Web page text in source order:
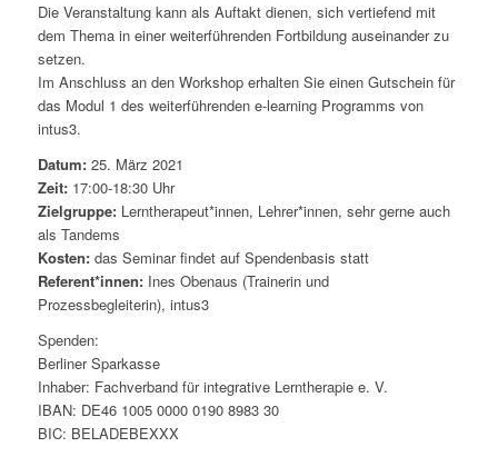
Die Veranstaltung kann als Auftakt dienen, sich vertiefend mit
dem Thema in einer weiterführenden Fortbildung auseinander zu
setzen.
Im Anschluss an den Workshop erhalten Sie einen Gutschein für
das Modul 1 des weiterführenden e-learning Programms von
intus3.
Datum:25. März 2021
Zeit:17:00-18:30 Uhr
Zielgruppe:Lerntherapeut*innen, Lehrer*innen, sehr gerne auch
als Tandems
Kosten:das Seminar findet auf Spendenbasis statt
Referent*innen:Ines Obenaus (Trainerin und
Prozessbegleiterin), intus3
Spenden:
Berliner Sparkasse
Inhaber: Fachverband für integrative Lerntherapie e. V.
IBAN: DE46 1005 0000 0190 8983 30
BIC: BELADEBEXXX